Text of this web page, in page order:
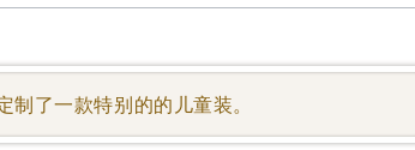
了一款特别的的儿童装。